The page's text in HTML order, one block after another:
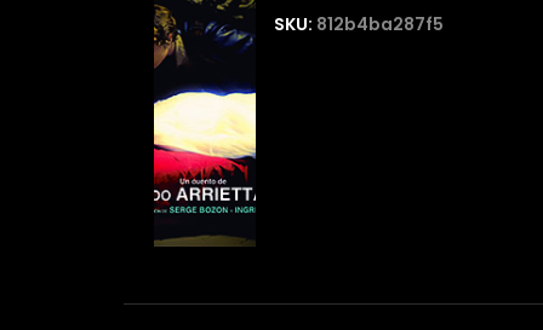
SKU: 812b4ba287f5